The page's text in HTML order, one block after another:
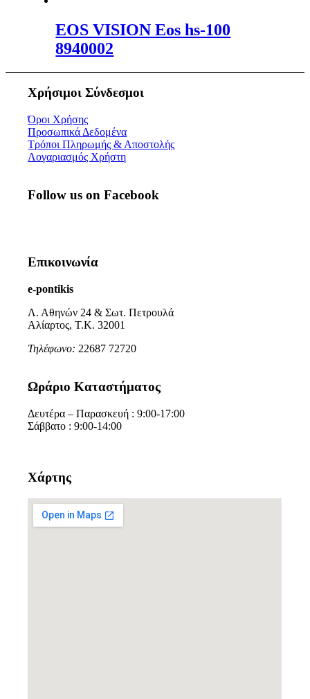
EOS VISION Eos hs-100
8940002
Χρήσιμοι Σύνδεσμοι
Όροι Χρήσης
Προσωπικά Δεδομένα
Τρόποι Πληρωμής & Αποστολής
Λογαριασμός Χρήστη
Follow us on Facebook
Επικοινωνία
e-pontikis
Λ. Αθηνών 24 & Σωτ. Πετρουλά
Αλίαρτος, Τ.Κ. 32001
Τηλέφωνο: 22687 72720
Ωράριο Καταστήματος
Δευτέρα – Παρασκευή : 9:00-17:00
Σάββατο : 9:00-14:00
Χάρτης